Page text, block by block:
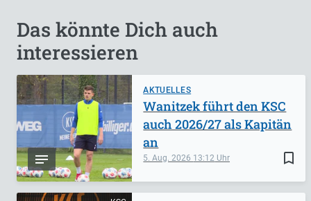
Das könnte Dich auch
interessieren
AKTUELLES
bookmark_border
5. Aug. 2026 13:12
Wanitzek führt den KSC
auch 2026/27 als Kapitän
an